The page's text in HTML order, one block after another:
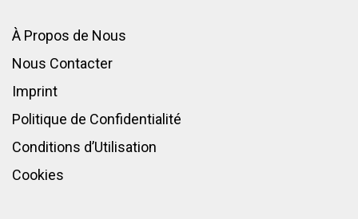
À Propos de Nous
Nous Contacter
Imprint
Politique de Confidentialité
Conditions d’Utilisation
Cookies